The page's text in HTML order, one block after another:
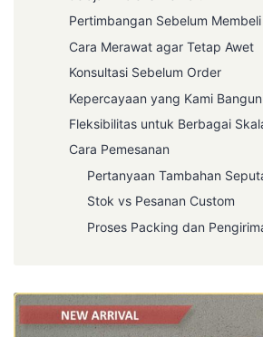
Pertimbangan Sebelum Membeli
Cara Merawat agar Tetap Awet
Konsultasi Sebelum Order
Kepercayaan yang Kami Bangun
Fleksibilitas untuk Berbagai
Cara Pemesanan
Pertanyaan Tambahan
Stok vs Pesanan Custom
Proses Packing dan